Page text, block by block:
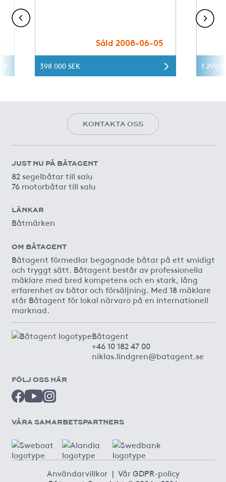
Såld 2008-06-05
398 000 SEK 1 290
KONTAKTA OSS
JUST NU PÅ BÅTAGENT
82 segelbåtar till salu
76 motorbåtar till salu
LÄNKAR
Båtmärken
OM BÅTAGENT
Båtagent förmedlar begagnade båtar på ett smidigt
och tryggt sätt. Båtagent består av professionella
mäklare med bred kompetens och en stark, lång
erfarenhet av båtar och försäljning. Med 18 mäklare
står Båtagent för lokal närvaro på en internationell
marknad.
Båtagent
+46 10 182 47 00
niklas.lindgren@batagent.se
FÖLJ OSS HÄR
VÅRA SAMARBETSPARTNERS
Användarvillkor | Vår GDPR-policy